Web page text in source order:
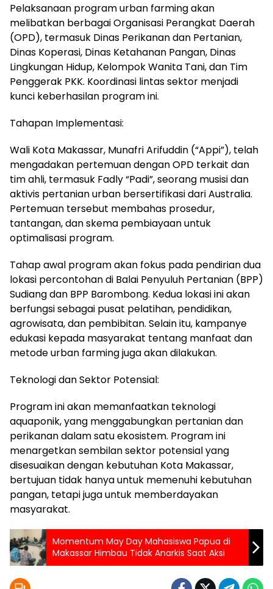
Pelaksanaan program urban farming akan
melibatkan berbagai Organisasi Perangkat Daerah
(OPD), termasuk Dinas Perikanan dan Pertanian,
Dinas Koperasi, Dinas Ketahanan Pangan, Dinas
Lingkungan Hidup, Kelompok Wanita Tani, dan Tim
Penggerak PKK. Koordinasi lintas sektor menjadi
kunci keberhasilan program ini.
Tahapan Implementasi:
Wali Kota Makassar, Munafri Arifuddin (“Appi”), telah
mengadakan pertemuan dengan OPD terkait dan
tim ahli, termasuk Fadly “Padi”, seorang musisi dan
aktivis pertanian urban bersertifikasi dari Australia.
Pertemuan tersebut membahas prosedur,
tantangan, dan skema pembiayaan untuk
optimalisasi program.
Tahap awal program akan fokus pada pendirian dua
lokasi percontohan di Balai Penyuluh Pertanian (BPP)
Sudiang dan BPP Barombong. Kedua lokasi ini akan
berfungsi sebagai pusat pelatihan, pendidikan,
agrowisata, dan pembibitan. Selain itu, kampanye
edukasi kepada masyarakat tentang manfaat dan
metode urban farming juga akan dilakukan.
Teknologi dan Sektor Potensial:
Program ini akan memanfaatkan teknologi
aquaponik, yang menggabungkan pertanian dan
perikanan dalam satu ekosistem. Program ini
menargetkan sembilan sektor potensial yang
disesuaikan dengan kebutuhan Kota Makassar,
bertujuan tidak hanya untuk memenuhi kebutuhan
pangan, tetapi juga untuk memberdayakan
masyarakat.
Momentum May Day Mahasiswa Papua di
Makassar Himbau Tidak Anarkis Saat Aksi